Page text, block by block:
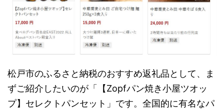
松戸市のふるさと納税のおすすめ返礼品として、ま
ずご紹介したいのが「【Zopfパン焼き小屋ツオッ
プ】セレクトパンセット」です。全国的に有名なパ